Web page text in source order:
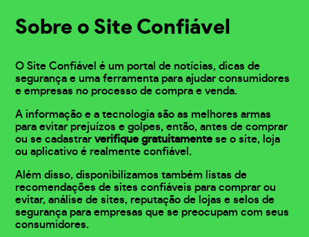
Sobre o Site Confiável
O Site Confiável é um portal de notícias, dicas de
segurança e uma ferramenta para ajudar consumidores
e empresas no processo de compra e venda.
A informação e a tecnologia são as melhores armas
para evitar prejuízos e golpes, então, antes de comprar
ou se cadastrarverifique gratuitamente se o site, loja
ou aplicativo é realmente confiável.
Além disso, disponibilizamos também listas de
recomendações de sites confiáveis para comprar ou
evitar, análise de sites, reputação de lojas e selos de
segurança para empresas que se preocupam com seus
consumidores.